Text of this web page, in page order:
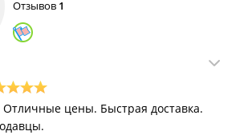
Отзывов 1
Отличные цены. Быстрая доставка.